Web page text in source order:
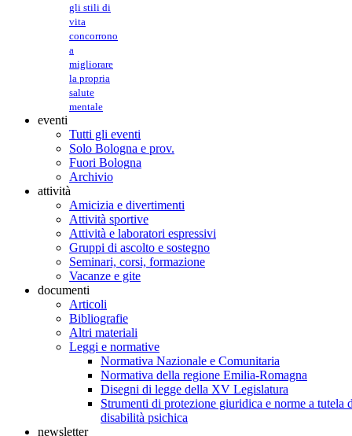
gli stili di
vita
concorrono
a
migliorare
la propria
salute
mentale
eventi
Tutti gli eventi
Solo Bologna e prov.
Fuori Bologna
Archivio
attività
Amicizia e divertimenti
Attività sportive
Attività e laboratori espressivi
Gruppi di ascolto e sostegno
Seminari, corsi, formazione
Vacanze e gite
documenti
Articoli
Bibliografie
Altri materiali
Leggi e normative
Normativa Nazionale e Comunitaria
Normativa della regione Emilia-Romagna
Disegni di legge della XV Legislatura
Strumenti di protezione giuridica e norme a tutela
disabilità psichica
newsletter